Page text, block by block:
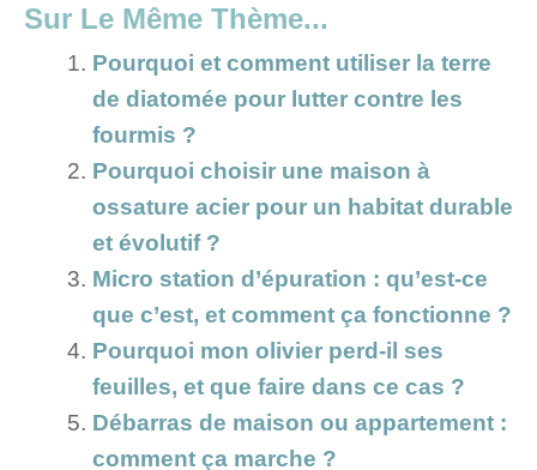
Sur Le Même Thème...
Pourquoi et comment utiliser la terre
de diatomée pour lutter contre les
fourmis ?
Pourquoi choisir une maison à
ossature acier pour un habitat durable
et évolutif ?
Micro station d’épuration : qu’est-ce
que c’est, et comment ça fonctionne ?
Pourquoi mon olivier perd-il ses
feuilles, et que faire dans ce cas ?
Débarras de maison ou appartement :
comment ça marche ?